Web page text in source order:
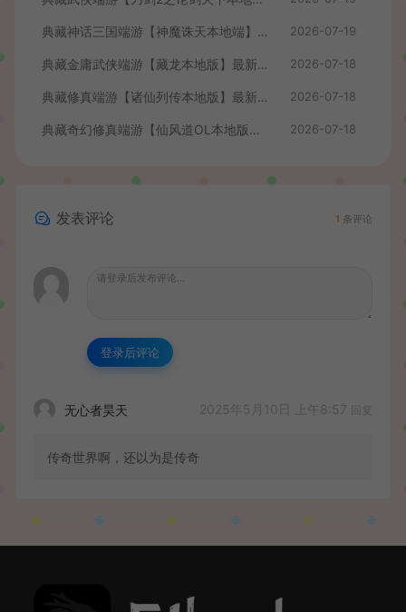
典藏神话三国端游【神魔诛天本地端】最新整理Win系服务端+PC客户端+货币修改教程+详细搭建教程 2026-07-19
典藏金庸武侠端游【藏龙本地版】最新整理Win系服务端+PC客户端+GM工具+详细搭建教程 2026-07-18
典藏修真端游【诸仙列传本地版】最新整理Win系服务端+PC客户端+GM工具+详细搭建教程 2026-07-18
典藏奇幻修真端游【仙风道OL本地版】最新整理Win系服务端+PC客户端+GM工具+详细搭建教程 2026-07-18
发表评论 1 条评论
登录后评论
无心者昊天 2025年5月10日 上午8:57 回复
传奇世界啊，还以为是传奇